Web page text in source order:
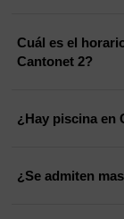
Cuál es el horario de
Cantonet 2?
¿Hay piscina en
¿Se admiten